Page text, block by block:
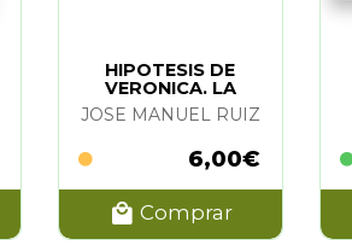
HIPOTESIS DE
VERONICA. LA
JOSE MANUEL RUIZ
6,00€
Comprar